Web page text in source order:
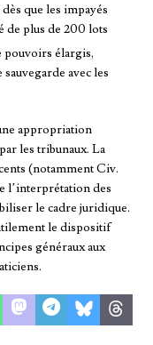
que les impayés
de plus de 200 lots
élargis,
avec les
appropriation
les tribunaux. La
(notamment Civ.
l’interprétation des
le cadre juridique.
le dispositif
généraux aux